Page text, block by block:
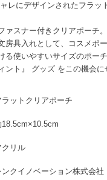
レにデザインされたフラッ
ァスナー付きクリアポーチ。
房具入れとして、コスメポ
る使いやすいサイズのポーチ
ント』 グッズ をこの機会に
ラットクリアポーチ
18.5cm×10.5cm
クリル
ンクイノベーション株式会社